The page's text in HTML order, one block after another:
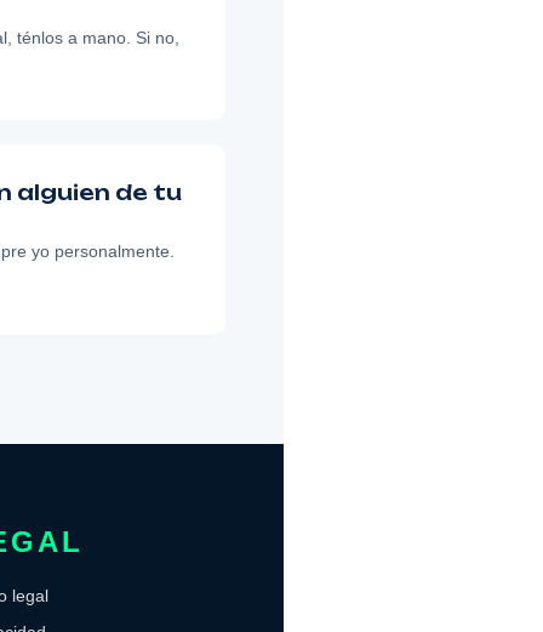
ténlos a mano. Si no,
alguien de tu
yo personalmente.
legal